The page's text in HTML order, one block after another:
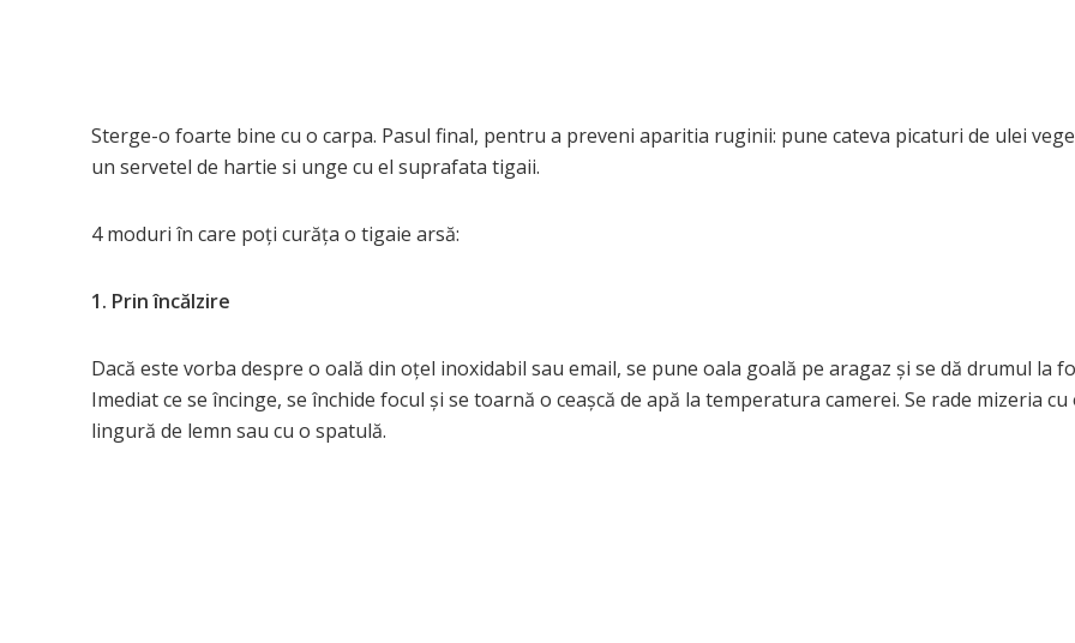
Sterge-o foarte bine cu o carpa. Pasul final, pentru a preveni aparitia ruginii: pune cateva picaturi de ulei
un servetel de hartie si unge cu el suprafata tigaii.
4 moduri în care poți curăța o tigaie arsă:
1. Prin încălzire
Dacă este vorba despre o oală din oțel inoxidabil sau email, se pune oala goală pe aragaz și se dă drumul la
Imediat ce se încinge, se închide focul și se toarnă o ceașcă de apă la temperatura camerei. Se rade mizeria cu
lingură de lemn sau cu o spatulă.